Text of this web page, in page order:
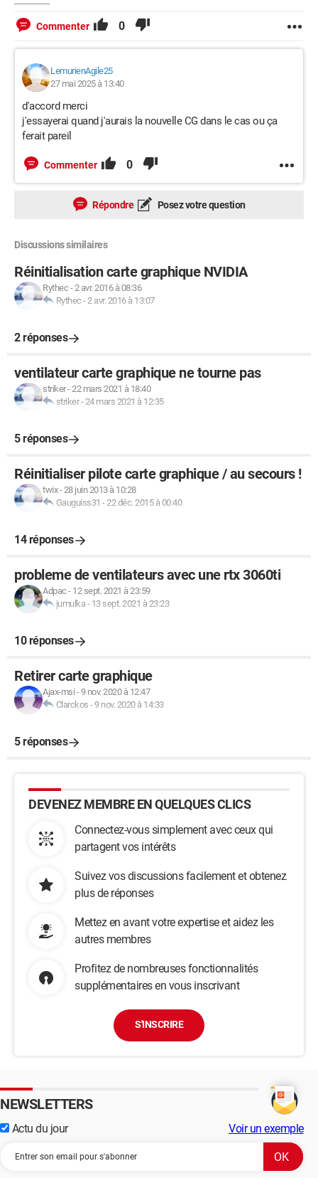
Commenter 0
LemurienAgile25
27 mai 2025 à 13:40
d'accord merci
j'essayerai quand j'aurais la nouvelle CG dans le cas ou ça
ferait pareil
Commenter 0
Répondre Posez votre question
Discussions similaires
Réinitialisation carte graphique NVIDIA
Rythec -2 avr. 2016 à 08:36
Rythec -2 avr. 2016 à 13:07
2 réponses
ventilateur carte graphique ne tourne pas
striker-22 mars 2021 à 18:40
striker-24 mars 2021 à 12:35
5 réponses
Réinitialiser pilote carte graphique / au secours !
twix-28 juin 2013 à 10:28
Gauguiss31 -22 déc. 2015 à 00:40
14 réponses
probleme de ventilateurs avec une rtx 3060ti
Adpac - 12 sept. 2021 à 23:59
jumulka - 13 sept. 2021 à 23:23
10 réponses
Retirer carte graphique
Ajax-msi -9 nov. 2020 à 12:47
Clarckos -9 nov. 2020 à 14:33
5 réponses
DEVENEZ MEMBRE EN QUELQUES CLICS
Connectez-vous simplement avec ceux qui
partagent vos intérêts
Suivez vos discussions facilement et obtenez
plus de réponses
Mettez en avant votre expertise et aidez les
autres membres
Profitez de nombreuses fonctionnalités
supplémentaires en vous inscrivant
S'INSCRIRE
NEWSLETTERS
Actu du jour Voir un exemple